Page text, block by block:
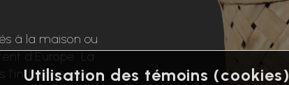
Utilisation des témoins (cookies)
à la maison ou
d’Europe. La
l’influence des